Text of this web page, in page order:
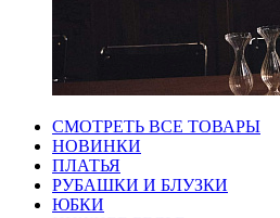
СМОТРЕТЬ ВСЕ ТОВАРЫ
НОВИНКИ
ПЛАТЬЯ
РУБАШКИ И БЛУЗКИ
ЮБКИ